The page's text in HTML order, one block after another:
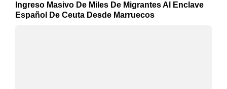
Ingreso Masivo De Miles De Migrantes Al Enclave
Español De Ceuta Desde Marruecos